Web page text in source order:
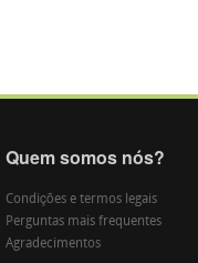
Quem somos nós?
Condições e termos legais
Perguntas mais frequentes
Agradecimentos